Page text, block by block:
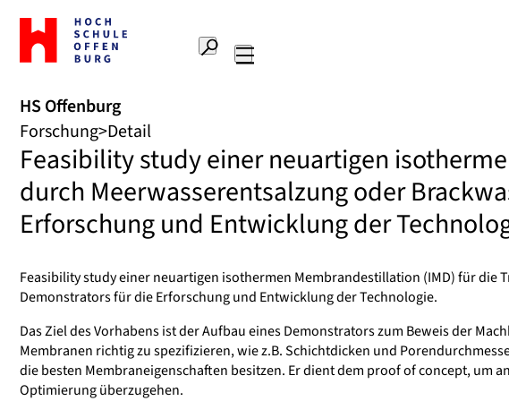
Zur
Startseite
Hochschule
Suche
HS Offenburg
Forschung Detail
Feasibility study einer neuartigen
durch Meerwasserentsalzung oder
Erforschung und Entwicklung der
Feasibility study einer neuartigen isothermen Membrandestillation (IMD) für
Demonstrators für die Erforschung und Entwicklung der Technologie.
Das Ziel des Vorhabens ist der Aufbau eines Demonstrators zum Beweis der
Membranen richtig zu spezifizieren, wie z.B. Schichtdicken und
die besten Membraneigenschaften besitzen. Er dient dem proof of concept,
Optimierung überzugehen.